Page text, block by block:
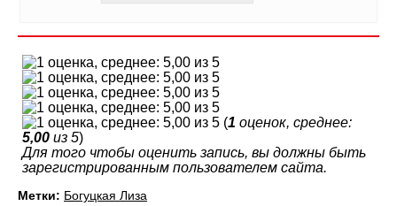
(1 оценок, среднее:
5,00 из 5)
Для того чтобы оценить запись, вы должны быть
зарегистрированным пользователем сайта.
Метки: Богуцкая Лиза